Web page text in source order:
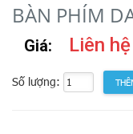
BÀN PHÍM
Giá: Liên hệ
Số lượng: